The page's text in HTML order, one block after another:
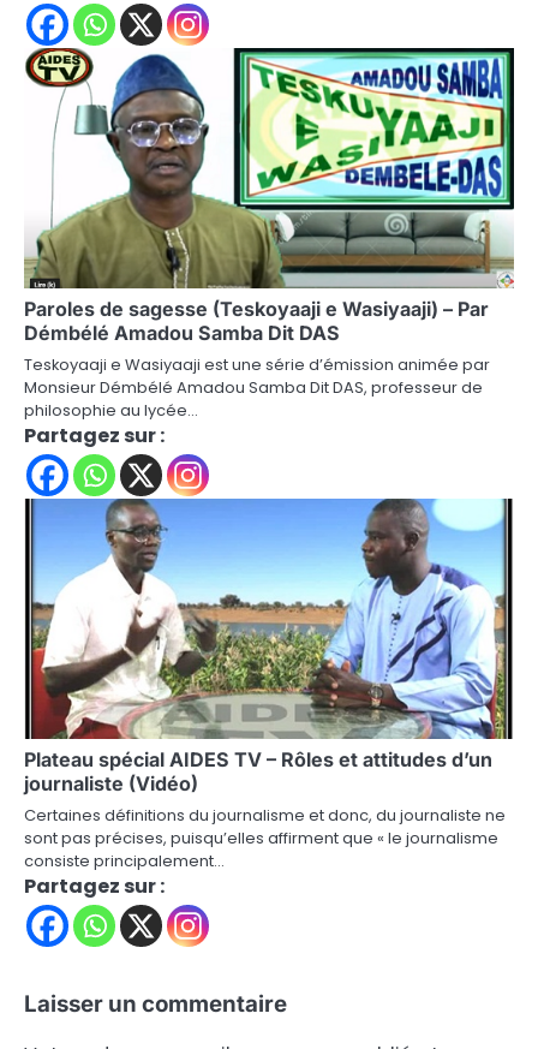
Paroles de sagesse (Teskoyaaji e Wasiyaaji) – Par
Démbélé Amadou Samba Dit DAS
Teskoyaaji e Wasiyaaji est une série d’émission animée par
Monsieur Démbélé Amadou Samba Dit DAS, professeur de
philosophie au lycée…
Partagez sur :
Plateau spécial AIDES TV – Rôles et attitudes d’un
journaliste (Vidéo)
Certaines définitions du journalisme et donc, du journaliste ne
sont pas précises, puisqu’elles affirment que « le journalisme
consiste principalement…
Partagez sur :
Laisser un commentaire